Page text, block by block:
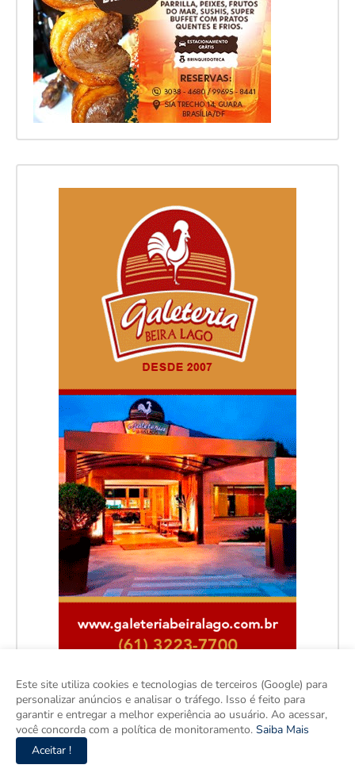
Facebook
Este site utiliza cookies e tecnologias de terceiros (Google) para
personalizar anúncios e analisar o tráfego. Isso é feito para
garantir e entregar a melhor experiência ao usuário. Ao acessar,
você concorda com a política de monitoramento. Saiba Mais
Aceitar !